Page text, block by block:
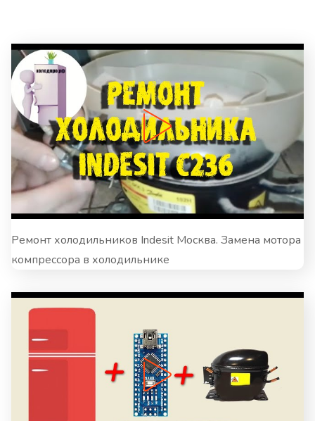
Ремонт холодильников Indesit Москва. Замена мотора
компрессора в холодильнике